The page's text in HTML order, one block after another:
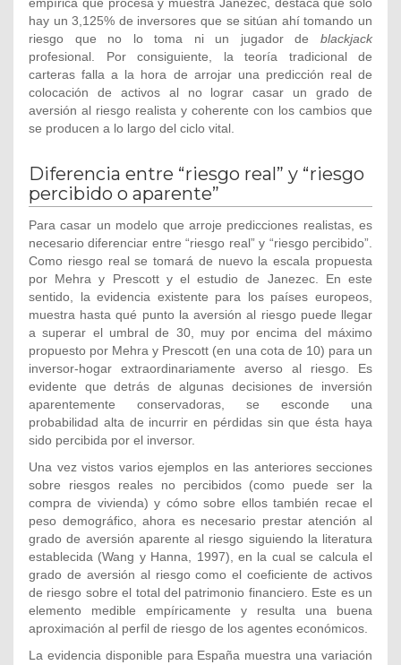
hay un 3,125% de inversores que se sitúan ahí tomando un
riesgo que no lo toma ni un jugador de blackjack
profesional. Por consiguiente, la teoría tradicional de
carteras falla a la hora de arrojar una predicción real de
colocación de activos al no lograr casar un grado de
aversión al riesgo realista y coherente con los cambios que
se producen a lo largo del ciclo vital.
Diferencia entre “riesgo real” y “riesgo
percibido o aparente”
Para casar un modelo que arroje predicciones realistas, es
necesario diferenciar entre “riesgo real” y “riesgo percibido”.
Como riesgo real se tomará de nuevo la escala propuesta
por Mehra y Prescott y el estudio de Janezec. En este
sentido, la evidencia existente para los países europeos,
muestra hasta qué punto la aversión al riesgo puede llegar
a superar el umbral de 30, muy por encima del máximo
propuesto por Mehra y Prescott (en una cota de 10) para un
inversor-hogar extraordinariamente averso al riesgo. Es
evidente que detrás de algunas decisiones de inversión
aparentemente conservadoras, se esconde una
probabilidad alta de incurrir en pérdidas sin que ésta haya
sido percibida por el inversor.
Una vez vistos varios ejemplos en las anteriores secciones
sobre riesgos reales no percibidos (como puede ser la
compra de vivienda) y cómo sobre ellos también recae el
peso demográfico, ahora es necesario prestar atención al
grado de aversión aparente al riesgo siguiendo la literatura
establecida (Wang y Hanna, 1997), en la cual se calcula el
grado de aversión al riesgo como el coeficiente de activos
de riesgo sobre el total del patrimonio financiero. Este es un
elemento medible empíricamente y resulta una buena
aproximación al perfil de riesgo de los agentes económicos.
La evidencia disponible para España muestra una variación